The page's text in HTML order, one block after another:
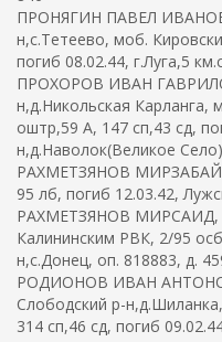
ПРОНЯГИН ПАВЕЛ
н,с.Тетеево, моб.
погиб 08.02.44, г.Луга,5
ПРОХОРОВ ИВАН
н,д.Никольская
оштр,59 А, 147 сп,43 сд,
н,д.Наволок(Великое
РАХМЕТЗЯНОВ МИРЗАБАЙ,
95 лб, погиб 12.03.42,
РАХМЕТЗЯНОВ МИРСАИД,
Калининским РВК, 2/95
н,с.Донец, оп. 818883, д.
РОДИОНОВ ИВАН
Слободский р-
314 сп,46 сд, погиб